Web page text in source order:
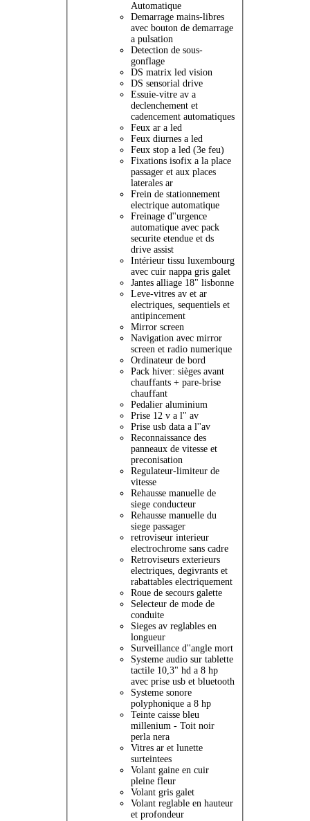
Automatique
Demarrage mains-libres
avec bouton de demarrage
a pulsation
Detection de sous-
gonflage
DS matrix led vision
DS sensorial drive
Essuie-vitre av a
declenchement et
cadencement automatiques
Feux ar a led
Feux diurnes a led
Feux stop a led (3e feu)
Fixations isofix a la place
passager et aux places
laterales ar
Frein de stationnement
electrique automatique
Freinage d''urgence
automatique avec pack
securite etendue et ds
drive assist
Intérieur tissu luxembourg
avec cuir nappa gris galet
Jantes alliage 18" lisbonne
Leve-vitres av et ar
electriques, sequentiels et
antipincement
Mirror screen
Navigation avec mirror
screen et radio numerique
Ordinateur de bord
Pack hiver: sièges avant
chauffants + pare-brise
chauffant
Pedalier aluminium
Prise 12 v a l'' av
Prise usb data a l''av
Reconnaissance des
panneaux de vitesse et
preconisation
Regulateur-limiteur de
vitesse
Rehausse manuelle de
siege conducteur
Rehausse manuelle du
siege passager
retroviseur interieur
electrochrome sans cadre
Retroviseurs exterieurs
electriques, degivrants et
rabattables electriquement
Roue de secours galette
Selecteur de mode de
conduite
Sieges av reglables en
longueur
Surveillance d''angle mort
Systeme audio sur tablette
tactile 10,3" hd a 8 hp
avec prise usb et bluetooth
Systeme sonore
polyphonique a 8 hp
Teinte caisse bleu
millenium - Toit noir
perla nera
Vitres ar et lunette
surteintees
Volant gaine en cuir
pleine fleur
Volant gris galet
Volant reglable en hauteur
et profondeur